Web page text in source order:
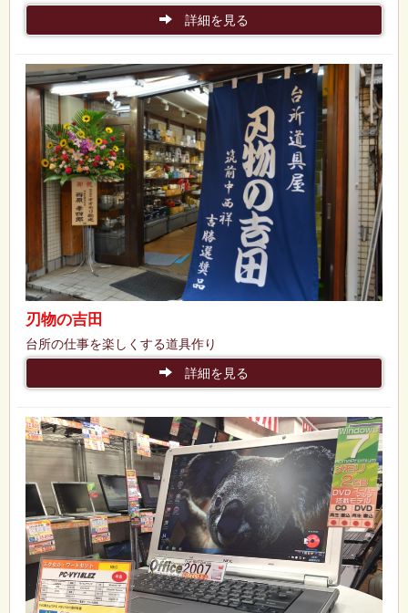
詳細を見る
刃物の吉田
台所の仕事を楽しくする道具作り
詳細を見る